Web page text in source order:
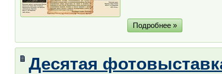
Подробнее »
Десятая